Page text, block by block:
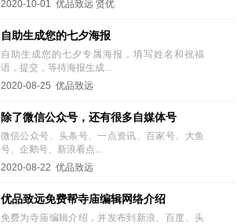
2020-10-01 优品致远 贤优
自助生成您的七夕海报
自助生成您的七夕专属海报，填写姓名和祝福
语，提交，等待海报生成...
2020-08-25 优品致远
除了微信公众号，还有很多自媒体号
微信公众号、头条号、一点资讯、百家号、大鱼
号、企鹅号、新浪看点...
2020-08-22 优品致远
优品致远免费帮寺庙编辑网络介绍
免费为寺庙编辑介绍，并发布到新浪、百度、头